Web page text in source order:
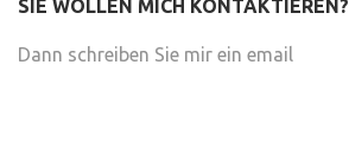
SIE WOLLEN MICH KONTAKTIEREN?
Dann schreiben Sie mir ein email